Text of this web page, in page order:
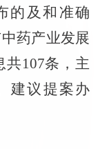
的及和准确
药产业发展
共107条， 主
建议提案办